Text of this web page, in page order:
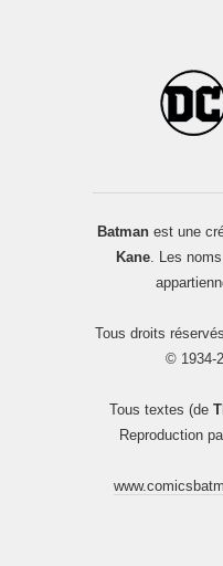
Batmanest une
Kane. Les
Tous droits
© 1934-
Tous textes (de
Reproduction